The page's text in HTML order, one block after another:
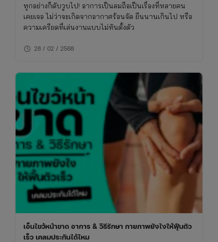
ทุกอย่างก็ดับวูบไป! อาการเป็นลมถือเป็นเรื่องที่หลายคน
เคยเจอ ไม่ว่าจะเกิดจากอากาศร้อนจัด ยืนนานเกินไป หรือ
ความเครียดที่เล่นงานแบบไม่ทันตั้งตัว
schedule 28 / 02 / 2568
เอ็นไขว้หน้าขาด อาการ & วิธีรักษา กายภาพยังไงให้ฟื้นตัว
เร็ว เคลมประกันได้ไหม